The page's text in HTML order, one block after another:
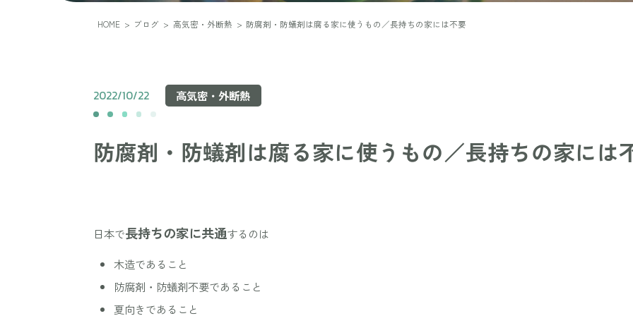
HOME > ブログ > 高気密・外断熱 > 防腐剤・防蟻剤は腐る家に使うもの／長持ちの家には不要
2022/10/22 高気密・外断熱
防腐剤・防蟻剤は腐る家に使うもの／長持ちの家には
日本で長持ちの家に共通するのは
木造であること
防腐剤・防蟻剤不要であること
夏向きであること